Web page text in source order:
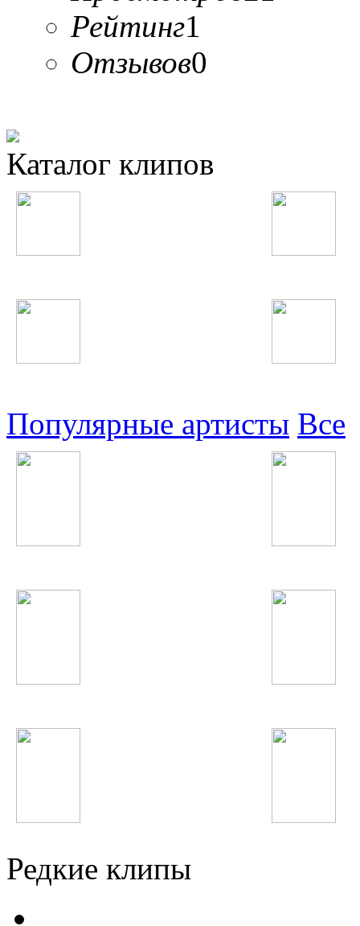
Рейтинг1
Отзывов0
Каталог клипов
Популярные артисты Все
Редкие клипы